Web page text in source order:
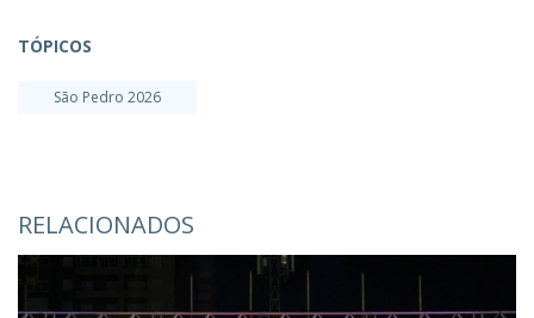
TÓPICOS
São Pedro 2026
RELACIONADOS